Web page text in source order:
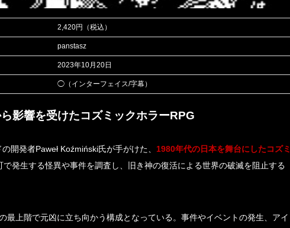
2,420円（税込）
panstasz
2023年10月20日
◯（インターフェイス/字幕）
影響を受けたコズミックホラーRPG
開発者Paweł Koźmiński氏が手がけた、 1980年代の日本を舞台にしたコズ
発生する怪異や事件を調査し、旧き神の復活による世界の破滅を阻止する
最上階で元凶に立ち向かう構成となっている。事件やイベントの発生、アイ